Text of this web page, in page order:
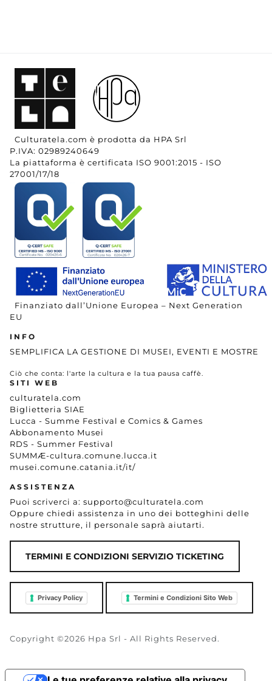
Culturatela.com è prodotta da HPA Srl
P.IVA: 02989240649
La piattaforma è certificata ISO 9001:2015 - ISO
27001/17/18
Finanziato dall’Unione Europea – Next Generation
EU
INFO
SEMPLIFICA LA GESTIONE DI MUSEI, EVENTI E MOSTRE
Ciò che conta: l'arte la cultura e la tua pausa caffè.
SITI WEB
culturatela.com
Biglietteria SIAE
Lucca - Summe Festival e Comics & Games
Abbonamento Musei
RDS - Summer Festival
SUMMÆ-cultura.comune.lucca.it
musei.comune.catania.it/it/
ASSISTENZA
Puoi scriverci a: supporto@culturatela.com
Oppure chiedi assistenza in uno dei botteghini delle
nostre strutture, il personale saprà aiutarti.
TERMINI E CONDIZIONI SERVIZIO TICKETING
Privacy Policy Termini e Condizioni Sito Web
Copyright ©2026 Hpa Srl - All Rights Reserved.